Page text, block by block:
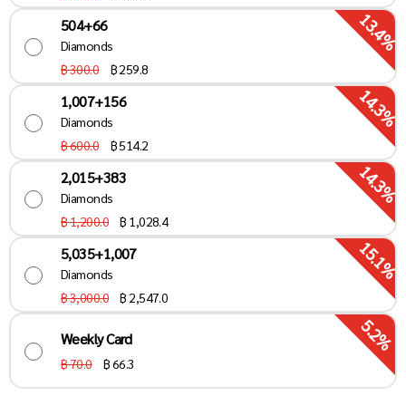
504+66
Diamonds
฿ 300.0
฿259.8
13.4%
1,007+156
Diamonds
฿ 600.0
฿514.2
14.3%
2,015+383
Diamonds
฿ 1,200.0
฿ 1,028.4
14.3%
5,035+1,007
Diamonds
฿ 3,000.0
฿ 2,547.0
15.1%
Weekly Card
฿ 70.0 ฿66.3
5.2%